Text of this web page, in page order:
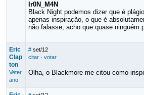
Ir0N_M4N
Black Night podemos dizer que é
apenas inspiração, o que é
não falasse, acho que quase ninguém
Eric
Clap
ton
Veter
ano
# set/12
citar· votar
Olha, o Blackmore me citou como